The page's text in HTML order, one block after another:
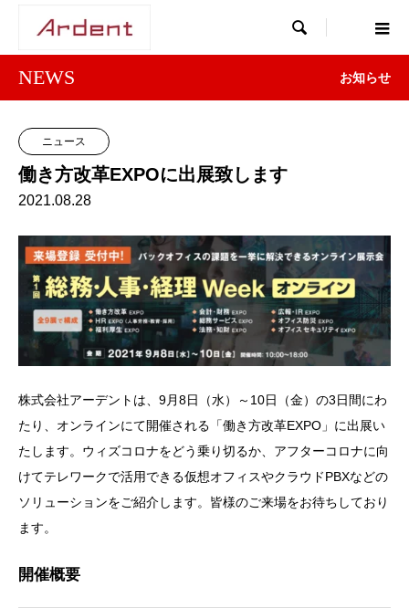

NEWS お知らせ
ニュース
働き方改革EXPOに出展致します
2021.08.28
株式会社アーデントは、9月8日（水）～10日（金）の3日間にわ
たり、オンラインにて開催される「働き方改革EXPO」に出展い
たします。ウィズコロナをどう乗り切るか、アフターコロナに向
けてテレワークで活用できる仮想オフィスやクラウドPBXなどの
ソリューションをご紹介します。皆様のご来場をお待ちしており
ます。
開催概要